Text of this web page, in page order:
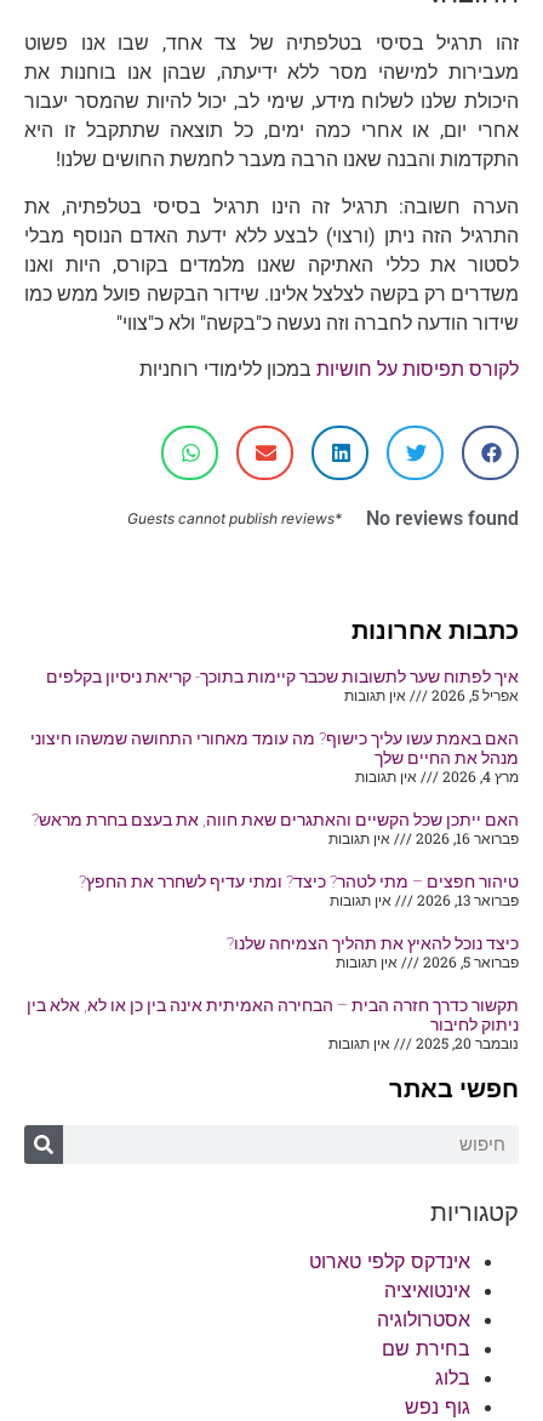
כתבות אחרונות
איך לפתוח שער לתשובות שכבר קיימות בתוכך- קריאת ניסיון בקלפים
אפריל 5, 2026
אין תגובות
האם באמת עשו עליך כישוף? מה עומד מאחורי התחושה שמשהו חיצוני
מנהל את החיים שלך
מרץ 4, 2026
אין תגובות
האם ייתכן שכל הקשיים והאתגרים שאת חווה, את בעצם בחרת מראש?
פברואר 16, 2026
אין תגובות
טיהור חפצים – מתי לטהר? כיצד? ומתי עדיף לשחרר את החפץ?
פברואר 13, 2026
אין תגובות
כיצד נוכל להאיץ את תהליך הצמיחה שלנו?
פברואר 5, 2026
אין תגובות
תקשור כדרך חזרה הבית – הבחירה האמיתית אינה בין כן או לא, אלא בין
ניתוק לחיבור
נובמבר 20, 2025
אין תגובות
חפשי באתר
קטגוריות
אינדקס קלפי טארוט
אינטואיציה
אסטרולוגיה
בחירת שם
בלוג
גוף נפש
זהו תרגיל בסיסי בטלפתיה של צד אחד, שבו אנו פשוט
מעבירות למישהי מסר ללא ידיעתה, שבהן אנו בוחנות את
היכולת שלנו לשלוח מידע, שימי לב, יכול להיות שהמסר יעבור
אחרי יום, או אחרי כמה ימים, כל תוצאה שתתקבל זו היא
התקדמות והבנה שאנו הרבה מעבר לחמשת החושים שלנו!
הערה חשובה: תרגיל זה הינו תרגיל בסיסי בטלפתיה, את
התרגיל הזה ניתן (ורצוי) לבצע ללא ידעת האדם הנוסף מבלי
לסטור את כללי האתיקה שאנו מלמדים בקורס, היות ואנו
משדרים רק בקשה לצלצל אלינו. שידור הבקשה פועל ממש כמו
שידור הודעה לחברה וזה נעשה כ"בקשה" ולא כ"צווי"
לקורס תפיסות על חושיות במכון ללימודי רוחניות
No reviews found
*Guests cannot publish reviews